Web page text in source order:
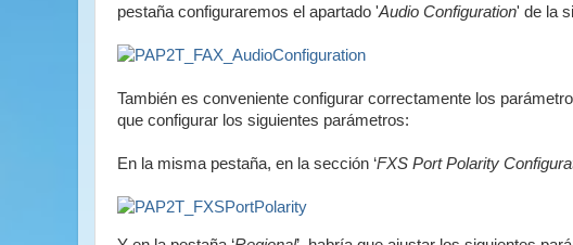
pestaña configuraremos el apartado 'Audio Configuration' de la
También es conveniente configurar correctamente los
que configurar los siguientes parámetros:
En la misma pestaña, en la sección ‘FXS Port Polarity